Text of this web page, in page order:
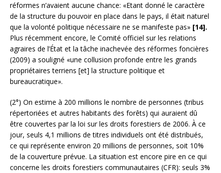
réformes n’avaient aucune chance: «Etant donné le caractère
de la structure du pouvoir en place dans le pays, il était naturel
que la volonté politique nécessaire ne se manifeste pas» [14].
Plus récemment encore, le Comité officiel sur les relations
agraires de l’État et la tâche inachevée des réformes foncières
(2009) a souligné «une collusion profonde entre les grands
propriétaires terriens [et] la structure politique et
bureaucratique».
(2°) On estime à 200 millions le nombre de personnes (tribus
répertoriées et autres habitants des forêts) qui auraient dû
être couvertes par la loi sur les droits forestiers de 2006. À ce
jour, seuls 4,1 millions de titres individuels ont été distribués,
ce qui représente environ 20 millions de personnes, soit 10%
de la couverture prévue. La situation est encore pire en ce qui
concerne les droits forestiers communautaires (CFR): seuls 3%